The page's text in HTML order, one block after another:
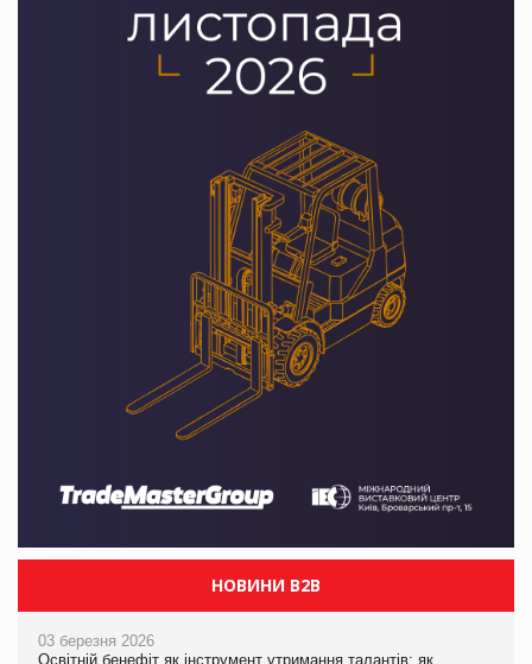
НОВИНИ B2B
03 березня 2026
Освітній бенефіт як інструмент утримання талантів: як